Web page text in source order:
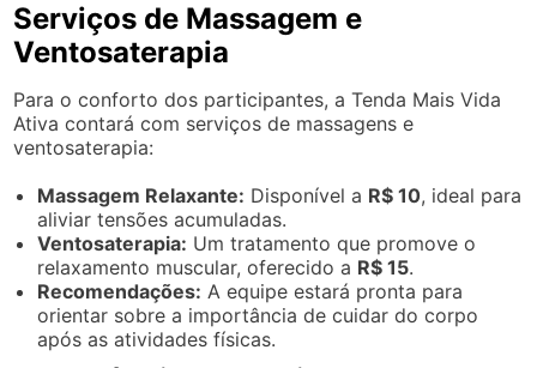
Serviços de Massagem e
Ventosaterapia
Para o conforto dos participantes, a Tenda Mais Vida
Ativa contará com serviços de massagens e
ventosaterapia:
Massagem Relaxante: Disponível a R$ 10, ideal para
aliviar tensões acumuladas.
Ventosaterapia: Um tratamento que promove o
relaxamento muscular, oferecido a R$ 15.
Recomendações: A equipe estará pronta para
orientar sobre a importância de cuidar do corpo
após as atividades físicas.